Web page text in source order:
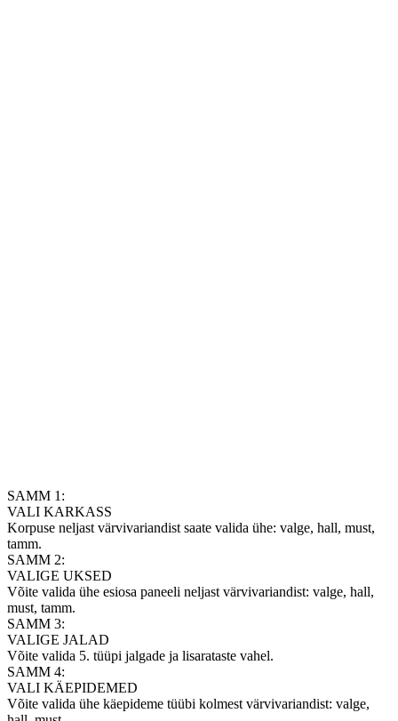
SAMM 1:
VALI KARKASS
Korpuse neljast värvivariandist saate valida ühe: valge, hall, must,
tamm.
SAMM 2:
VALIGE UKSED
Võite valida ühe esiosa paneeli neljast värvivariandist: valge, hall,
must, tamm.
SAMM 3:
VALIGE JALAD
Võite valida 5. tüüpi jalgade ja lisarataste vahel.
SAMM 4:
VALI KÄEPIDEMED
Võite valida ühe käepideme tüübi kolmest värvivariandist: valge,